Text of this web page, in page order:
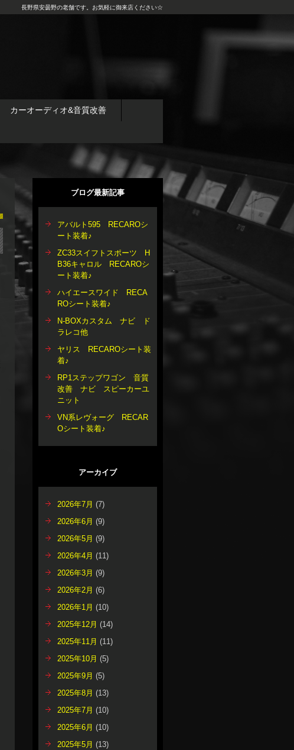
長野県安曇野の老舗です。お気軽に御来店ください☆
カーオーディオ&音質改善
ブログ最新記事
アバルト595 RECAROシ
ート装着♪
ZC33スイフトスポーツ H
B36キャロル RECAROシ
ート装着♪
ハイエースワイド RECA
ROシート装着♪
N-BOXカスタム ナビ ド
ラレコ他
ヤリス RECAROシート装
着♪
RP1ステップワゴン 音質
改善 ナビ スピーカーユ
ニット
VN系レヴォーグ RECAR
Oシート装着♪
アーカイブ
2026年7月 (7)
2026年6月 (9)
2026年5月 (9)
2026年4月 (11)
2026年3月 (9)
2026年2月 (6)
2026年1月 (10)
2025年12月 (14)
2025年11月 (11)
2025年10月 (5)
2025年9月 (5)
2025年8月 (13)
2025年7月 (10)
2025年6月 (10)
2025年5月 (13)